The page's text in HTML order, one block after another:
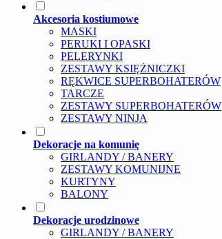
Akcesoria kostiumowe
MASKI
PERUKI I OPASKI
PELERYNKI
ZESTAWY KSIĘŻNICZKI
RĘKWICE SUPERBOHATERÓW
TARCZE
ZESTAWY SUPERBOHATERÓW
ZESTAWY NINJA
Dekoracje na komunię
GIRLANDY / BANERY
ZESTAWY KOMUNIJNE
KURTYNY
BALONY
Dekoracje urodzinowe
GIRLANDY / BANERY